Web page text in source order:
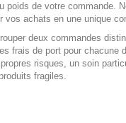
poids de votre commande.
vos achats en une unique
deux commandes
frais de port pour chacune
risques, un soin
fragiles.